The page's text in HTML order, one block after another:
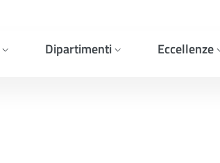
Dipartimenti Eccellenze